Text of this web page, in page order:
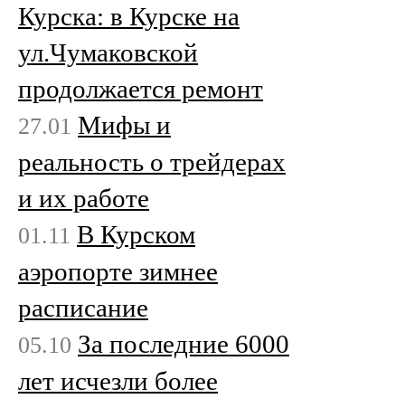
Курска: в Курске на
ул.Чумаковской
продолжается ремонт
27.01 Мифы и
реальность о трейдерах
и их работе
01.11 В Курском
аэропорте зимнее
расписание
05.10 За последние 6000
лет исчезли более